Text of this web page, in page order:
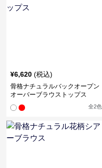
¥6,620 (税込)
骨格ナチュラルバックオープン
オーバーブラウストップス
全2色